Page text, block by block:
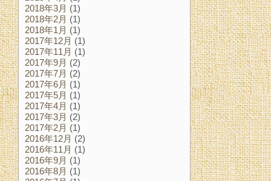
2018年3月 (1)
2018年2月 (1)
2018年1月 (1)
2017年12月 (1)
2017年11月 (1)
2017年9月 (2)
2017年7月 (2)
2017年6月 (1)
2017年5月 (1)
2017年4月 (1)
2017年3月 (2)
2017年2月 (1)
2016年12月 (2)
2016年11月 (1)
2016年9月 (1)
2016年8月 (1)